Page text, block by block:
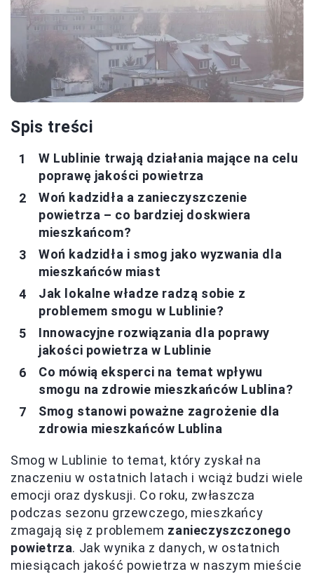
Spis treści
W Lublinie trwają działania mające na celu
poprawę jakości powietrza
Woń kadzidła a zanieczyszczenie
powietrza – co bardziej doskwiera
mieszkańcom?
Woń kadzidła i smog jako wyzwania dla
mieszkańców miast
Jak lokalne władze radzą sobie z
problemem smogu w Lublinie?
Innowacyjne rozwiązania dla poprawy
jakości powietrza w Lublinie
Co mówią eksperci na temat wpływu
smogu na zdrowie mieszkańców Lublina?
Smog stanowi poważne zagrożenie dla
zdrowia mieszkańców Lublina
Smog w Lublinie to temat, który zyskał na
znaczeniu w ostatnich latach i wciąż budzi wiele
emocji oraz dyskusji. Co roku, zwłaszcza
podczas sezonu grzewczego, mieszkańcy
zmagają się z problemem zanieczyszczonego
powietrza. Jak wynika z danych, w ostatnich
miesiącach jakość powietrza w naszym mieście